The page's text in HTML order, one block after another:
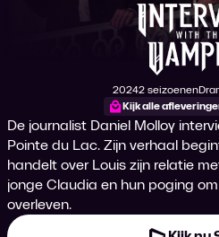
20242 seizoenen
Kijk alle
De journalist Daniel Molloy
Pointe du Lac. Zijn verhaal
handelt over Louis zijn relatie
jonge Claudia en hun poging
overleven.